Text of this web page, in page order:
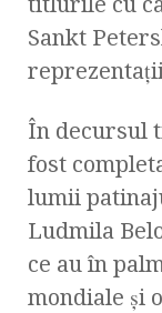
Sankt
În decursul
fost
lumii
Ludmila
ce au în
mondiale şi